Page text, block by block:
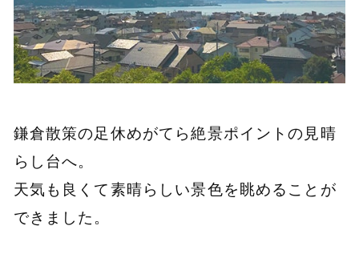
鎌倉散策の足休めがてら絶景ポイントの見晴
らし台へ。
天気も良くて素晴らしい景色を眺めることが
できました。